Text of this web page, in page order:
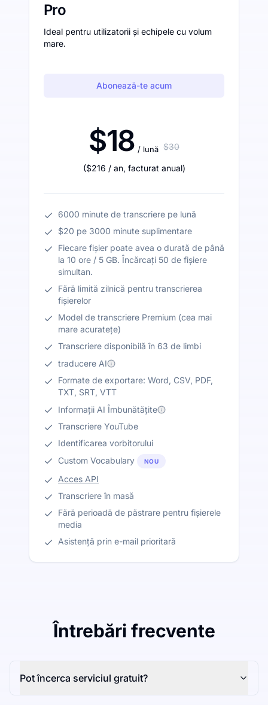
Pro
Ideal pentru utilizatorii și echipele cu volum
mare.
Abonează-te acum
$18 / lună $30
($216 / an, facturat anual)
6000 minute de transcriere pe lună
$20 pe 3000 minute suplimentare
Fiecare fișier poate avea o durată de până
la 10 ore / 5 GB. Încărcați 50 de fișiere
simultan.
Fără limită zilnică pentru transcrierea
fișierelor
Model de transcriere Premium (cea mai
mare acuratețe)
Transcriere disponibilă în 63 de limbi
traducere AI
Formate de exportare: Word, CSV, PDF,
TXT, SRT, VTT
Informații AI Îmbunătățite
Transcriere YouTube
Identificarea vorbitorului
Custom Vocabulary
NOU
Acces API
Transcriere în masă
Fără perioadă de păstrare pentru fișierele
media
Asistență prin e-mail prioritară
Întrebări frecvente
Pot încerca serviciul gratuit?